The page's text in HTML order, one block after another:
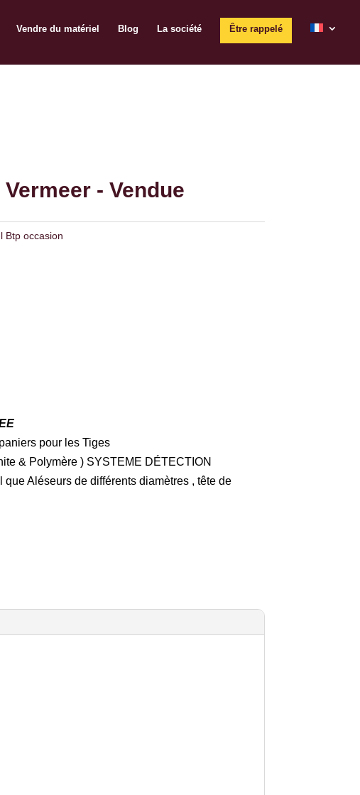
Vendre du matériel Blog La société Être rappelé
- Vendue
Btp occasion
pour les Tiges
& Polymère ) SYSTEME DÉTECTION
Aléseurs de différents diamètres , tête de